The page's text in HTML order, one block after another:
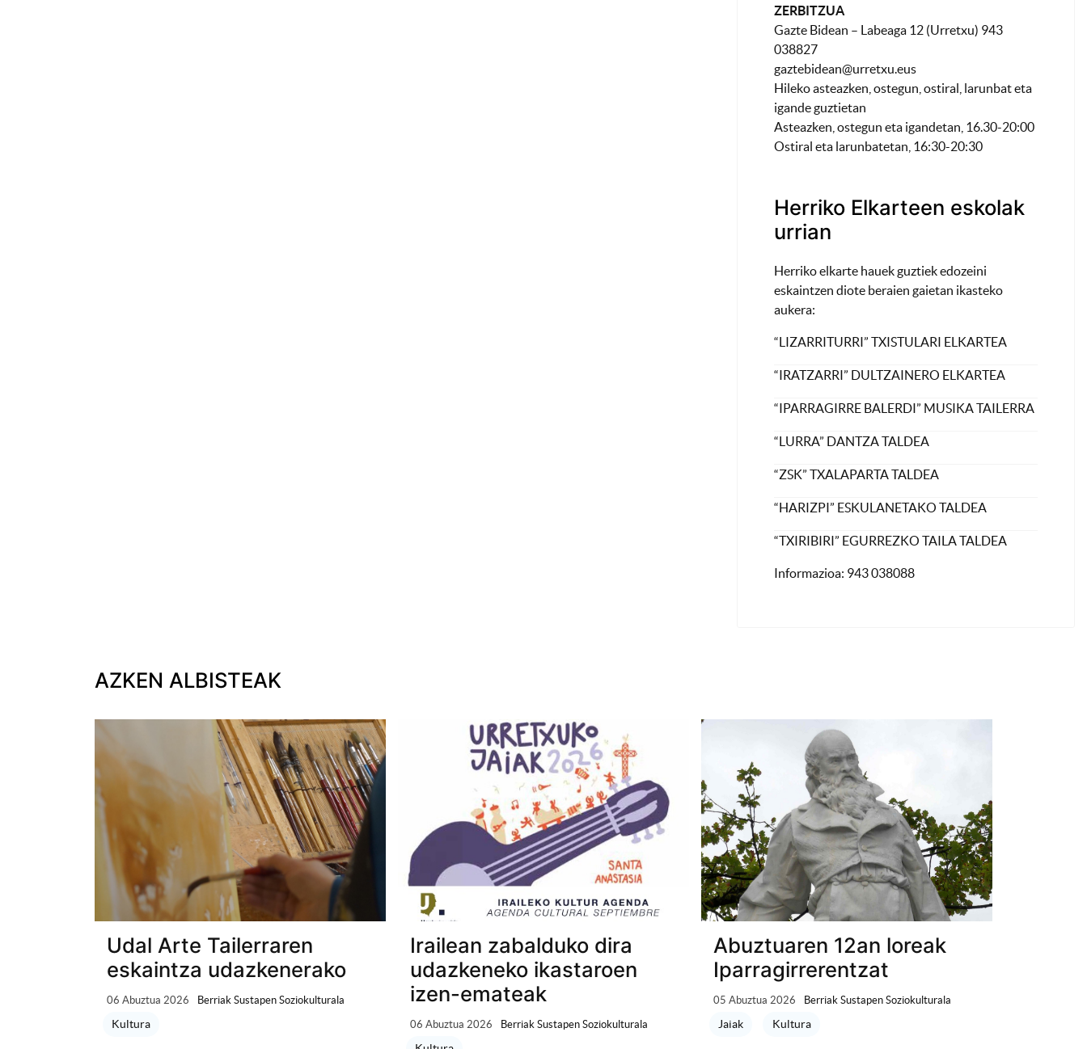
ZERBITZUA
Gazte Bidean – Labeaga 12 (Urretxu) 943
038827
gaztebidean@urretxu.eus
Hileko asteazken, ostegun, ostiral, larunbat eta
igande guztietan
Asteazken, ostegun eta igandetan, 16.30-20:00
Ostiral eta larunbatetan, 16:30-20:30
Herriko Elkarteen eskolak
urrian
Herriko elkarte hauek guztiek edozeini
eskaintzen diote beraien gaietan ikasteko
aukera:
“LIZARRITURRI” TXISTULARI ELKARTEA
“IRATZARRI” DULTZAINERO ELKARTEA
“IPARRAGIRRE BALERDI” MUSIKA TAILERRA
“LURRA” DANTZA TALDEA
“ZSK” TXALAPARTA TALDEA
“HARIZPI” ESKULANETAKO TALDEA
“TXIRIBIRI” EGURREZKO TAILA TALDEA
Informazioa: 943 038088
AZKEN ALBISTEAK
Udal Arte Tailerraren
eskaintza udazkenerako
06 Abuztua 2026 Berriak Sustapen Soziokulturala
Kultura
Irailean zabalduko dira
udazkeneko ikastaroen
izen-emateak
06 Abuztua 2026 Berriak Sustapen Soziokulturala
Abuztuaren 12an loreak
Iparragirrerentzat
05 Abuztua 2026 Berriak Sustapen Soziokulturala
Jaiak Kultura